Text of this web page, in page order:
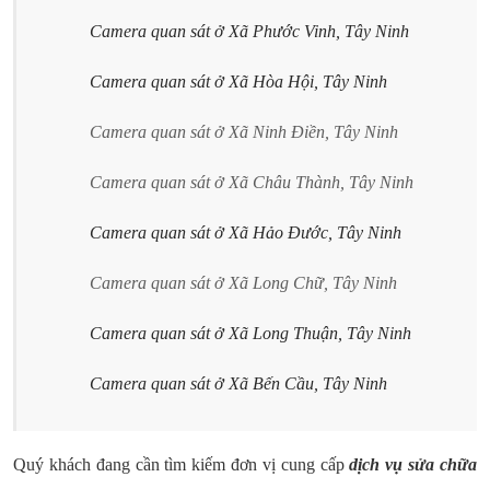
Camera quan sát ở Xã Phước Vinh, Tây Ninh
Camera quan sát ở Xã Hòa Hội, Tây Ninh
Camera quan sát ở Xã Ninh Điền, Tây Ninh
Camera quan sát ở Xã Châu Thành, Tây Ninh
Camera quan sát ở Xã Hảo Đước, Tây Ninh
Camera quan sát ở Xã Long Chữ, Tây Ninh
Camera quan sát ở Xã Long Thuận, Tây Ninh
Camera quan sát ở Xã Bến Cầu, Tây Ninh
Quý khách đang cần tìm kiếm đơn vị cung cấpdịch vụ sửa chữa